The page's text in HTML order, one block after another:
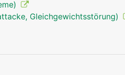
Gleichgewichtsstörung)